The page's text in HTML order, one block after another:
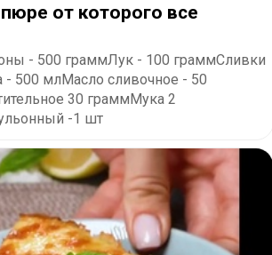
от которого все
- 500 граммЛук - 100 граммСливки
- 500 млМасло сливочное - 50
30 граммМука 2
-1 шт